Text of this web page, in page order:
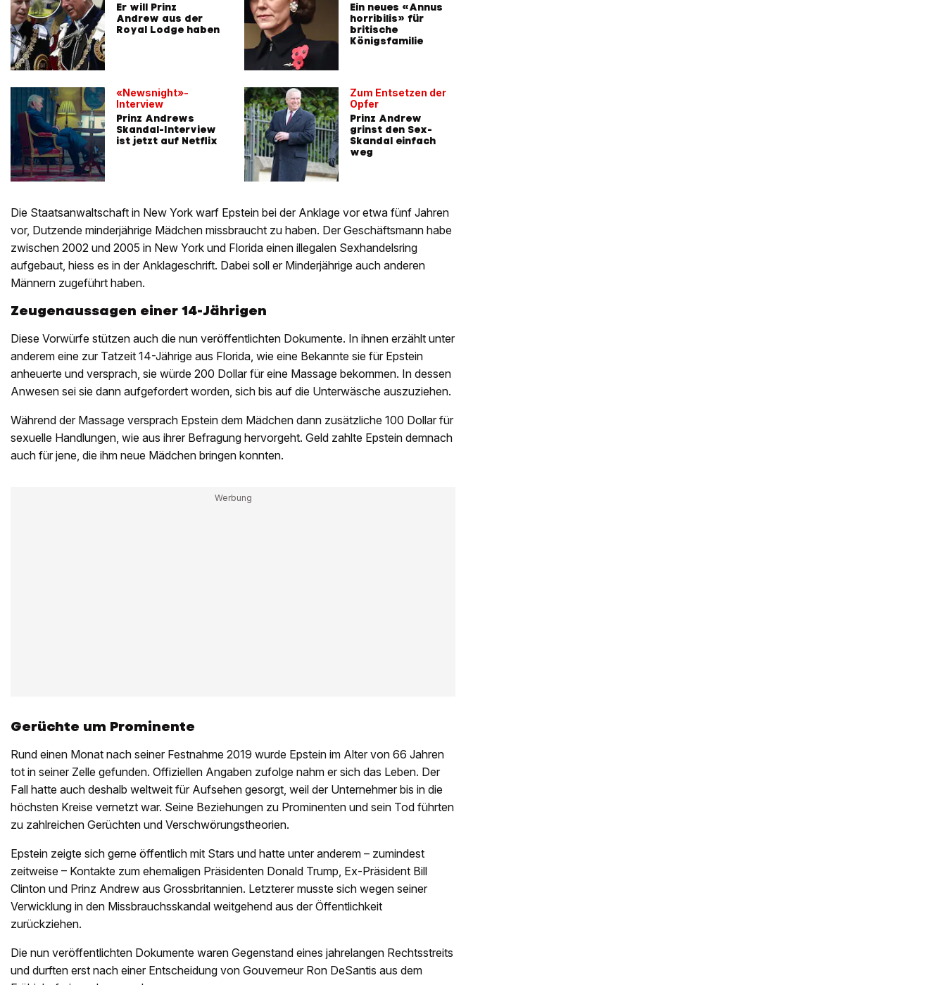
Er will Prinz
Andrew aus der
Royal Lodge haben
«Newsnight»-
Interview
Prinz Andrews
Skandal-Interview
ist jetzt auf Netflix
Ein neues «Annus
horribilis» für
britische
Königsfamilie
Zum Entsetzen der
Opfer
Prinz Andrew
grinst den Sex-
Skandal einfach
weg
Die Staatsanwaltschaft in New York warf Epstein bei der Anklage vor etwa fünf Jahren
vor, Dutzende minderjährige Mädchen missbraucht zu haben. Der Geschäftsmann habe
zwischen 2002 und 2005 in New York und Florida einen illegalen Sexhandelsring
aufgebaut, hiess es in der Anklageschrift. Dabei soll er Minderjährige auch anderen
Männern zugeführt haben.
Zeugenaussagen einer 14-Jährigen
Diese Vorwürfe stützen auch die nun veröffentlichten Dokumente. In ihnen erzählt unter
anderem eine zur Tatzeit 14-Jährige aus Florida, wie eine Bekannte sie für Epstein
anheuerte und versprach, sie würde 200 Dollar für eine Massage bekommen. In dessen
Anwesen sei sie dann aufgefordert worden, sich bis auf die Unterwäsche auszuziehen.
Während der Massage versprach Epstein dem Mädchen dann zusätzliche 100 Dollar für
sexuelle Handlungen, wie aus ihrer Befragung hervorgeht. Geld zahlte Epstein demnach
auch für jene, die ihm neue Mädchen bringen konnten.
Gerüchte um Prominente
Rund einen Monat nach seiner Festnahme 2019 wurde Epstein im Alter von 66 Jahren
tot in seiner Zelle gefunden. Offiziellen Angaben zufolge nahm er sich das Leben. Der
Fall hatte auch deshalb weltweit für Aufsehen gesorgt, weil der Unternehmer bis in die
höchsten Kreise vernetzt war. Seine Beziehungen zu Prominenten und sein Tod führten
zu zahlreichen Gerüchten und Verschwörungstheorien.
Epstein zeigte sich gerne öffentlich mit Stars und hatte unter anderem – zumindest
zeitweise – Kontakte zum ehemaligen Präsidenten Donald Trump, Ex-Präsident Bill
Clinton und Prinz Andrew aus Grossbritannien. Letzterer musste sich wegen seiner
Verwicklung in den Missbrauchsskandal weitgehend aus der Öffentlichkeit
zurückziehen.
Die nun veröffentlichten Dokumente waren Gegenstand eines jahrelangen Rechtsstreits
und durften erst nach einer Entscheidung von Gouverneur Ron DeSantis aus dem